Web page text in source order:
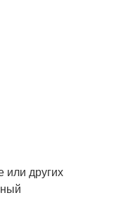
или других